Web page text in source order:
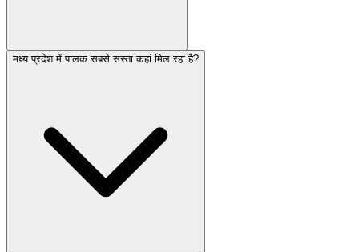
मध्य प्रदेश में पालक सबसे सस्ता कहां मिल रहा है?